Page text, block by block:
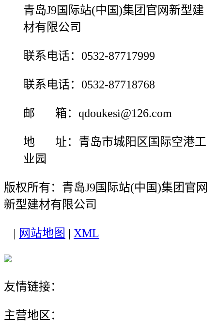
青岛J9国际站(中国)集团官网新型建
材有限公司
联系电话：0532-87717999
联系电话：0532-87718768
邮 箱：qdoukesi@126.com
地 址：青岛市城阳区国际空港工
业园
版权所有：青岛J9国际站(中国)集团官网
新型建材有限公司
网站地图 XML
友情链接：
主营地区：